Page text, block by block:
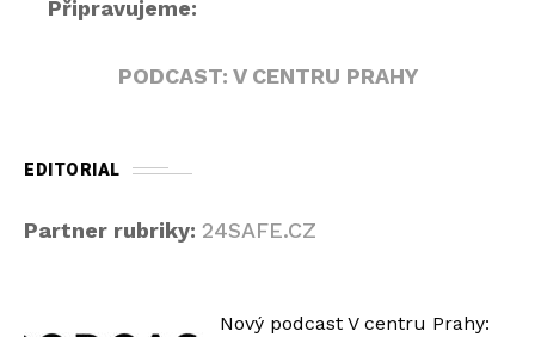
Připravujeme:
PODCAST: V CENTRU PRAHY
EDITORIAL
Partner rubriky: 24SAFE.CZ
Nový podcast V centru Prahy: